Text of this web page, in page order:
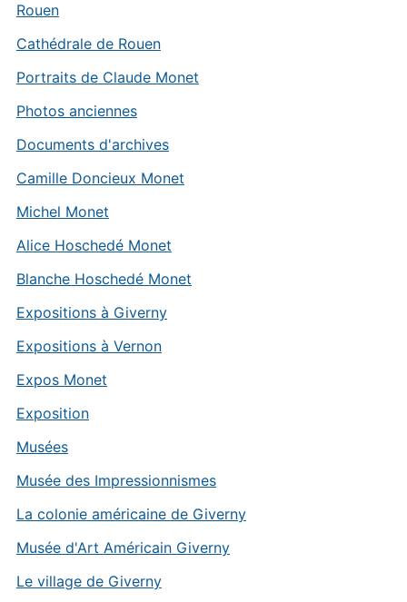
Rouen
Cathédrale de Rouen
Portraits de Claude Monet
Photos anciennes
Documents d'archives
Camille Doncieux Monet
Michel Monet
Alice Hoschedé Monet
Blanche Hoschedé Monet
Expositions à Giverny
Expositions à Vernon
Expos Monet
Exposition
Musées
Musée des Impressionnismes
La colonie américaine de Giverny
Musée d'Art Américain Giverny
Le village de Giverny